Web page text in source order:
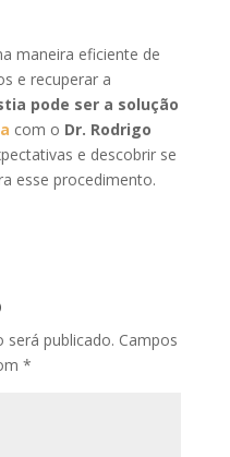
maneira eficiente de
e recuperar a
pode ser a solução
com o Dr. Rodrigo
e descobrir se
esse procedimento.
será publicado. Campos
*